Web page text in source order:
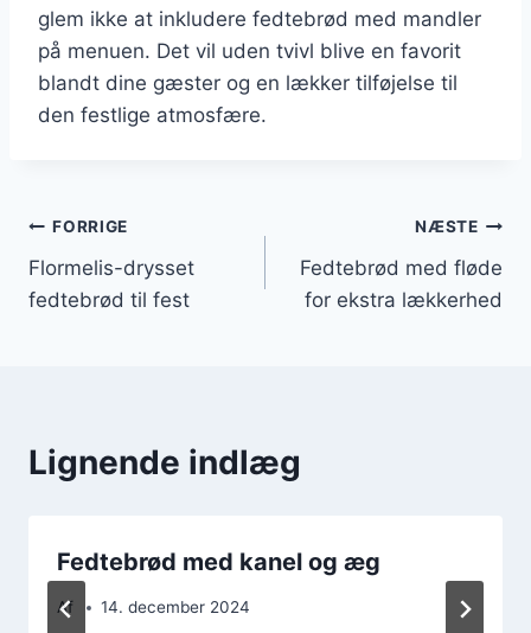
glem ikke at inkludere fedtebrød med mandler
på menuen. Det vil uden tvivl blive en favorit
blandt dine gæster og en lækker tilføjelse til
den festlige atmosfære.
Indlægsnavigation
FORRIGE
Flormelis-drysset
fedtebrød til fest
NÆSTE
Fedtebrød med fløde
for ekstra lækkerhed
Lignende indlæg
Fedtebrød med kanel og æg
Af 14. december 2024